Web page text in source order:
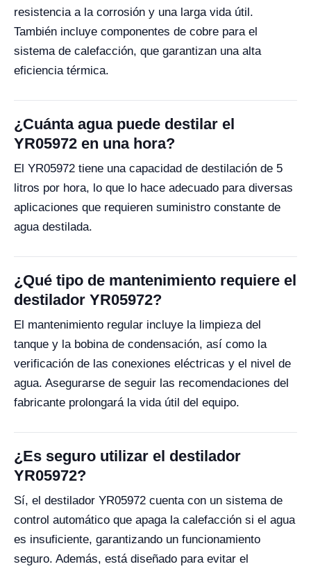
resistencia a la corrosión y una larga vida útil.
También incluye componentes de cobre para el
sistema de calefacción, que garantizan una alta
eficiencia térmica.
¿Cuánta agua puede destilar el
YR05972 en una hora?
El YR05972 tiene una capacidad de destilación de 5
litros por hora, lo que lo hace adecuado para diversas
aplicaciones que requieren suministro constante de
agua destilada.
¿Qué tipo de mantenimiento requiere el
destilador YR05972?
El mantenimiento regular incluye la limpieza del
tanque y la bobina de condensación, así como la
verificación de las conexiones eléctricas y el nivel de
agua. Asegurarse de seguir las recomendaciones del
fabricante prolongará la vida útil del equipo.
¿Es seguro utilizar el destilador
YR05972?
Sí, el destilador YR05972 cuenta con un sistema de
control automático que apaga la calefacción si el agua
es insuficiente, garantizando un funcionamiento
seguro. Además, está diseñado para evitar el